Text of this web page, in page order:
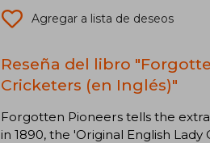
Agregar a lista de deseos
Reseña del libro
Cricketers (en Inglés)"
Forgotten Pioneers tells the
in 1890, the 'Original English